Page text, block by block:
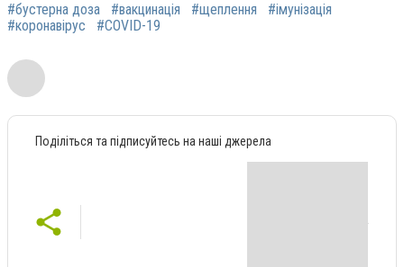
#бустерна доза #вакцинація #щеплення
#імунізація
#коронавірус
#COVID-19
Поділіться та підписуйтесь на наші джерела